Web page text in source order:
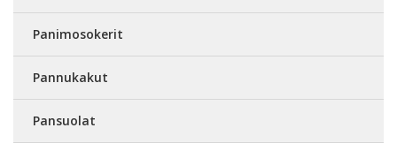
Panimosokerit
Pannukakut
Pansuolat